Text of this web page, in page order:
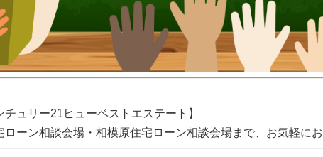
ュリー21ヒューベストエステート】
ーン相談会場・相模原住宅ローン相談会場まで、お気軽にお